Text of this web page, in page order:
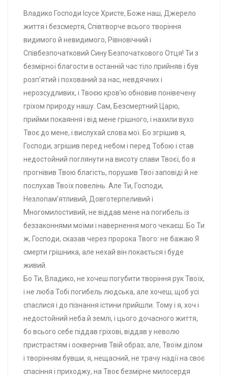
Владико Господи Ісусе Христе, Боже наш, Джерело
життя і безсмертя, Співтворче всього творіння
видимого й невидимого, Рівновічний і
Співбезпочатковий Сину Безпочаткового Отця! Ти з
безмірної благости в останній час тіло прийняв і був
розп’ятий і похований за нас, невдячних і
нерозсудливих, і Твоєю кров’ю обновив понівечену
гріхом природу нашу. Сам, Безсмертний Царю,
прийми покаяння і від мене грішного, і нахили вухо
Твоє до мене, і вислухай слова мої. Бо згрішив я,
Господи, згрішив перед небом і перед Тобою і став
недостойний поглянути на висоту слави Твоєї, бо я
прогнівив Твою благість, порушив Твої заповіді й не
послухав Твоїх повелінь. Але Ти, Господи,
Незлопам’ятливий, Довготерпеливий і
Многомилостивий, не віддав мене на погибель із
беззаконнями моїми і навернення мого чекаєш. Бо Ти
ж, Господи, сказав через пророка Твого: не бажаю Я
смерти грішника, але нехай він покається і буде
живий.
Бо Ти, Владико, не хочеш погубити творіння рук Твоїх,
і не люба Тобі погибель людська, але хочеш, щоб усі
спаслися і до пізнання істини прийшли. Тому і я, хоч і
недостойний неба й землі, і цього дочасного життя,
бо всього себе піддав гріхові, віддав у неволю
пристрастям і осквернив Твій образ; але, Твоїм ділом
і творінням бувши, я, нещасний, не трачу надії на своє
спасіння і приходжу, на Твоє безмірне милосердя